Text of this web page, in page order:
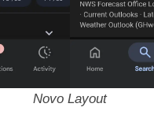
Novo Layout